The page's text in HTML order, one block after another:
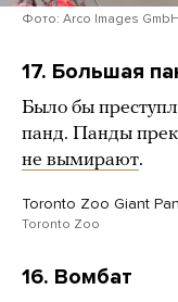
Фото: Arco Images
17. Большая
Было бы
панд. Панды
не вымирают.
Toronto Zoo Giant
Toronto Zoo
16. Вомбат